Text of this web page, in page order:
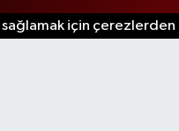
için çerezlerden